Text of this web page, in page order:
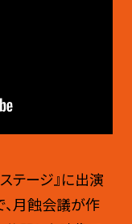
ステージ』に出演
、月蝕会議が作